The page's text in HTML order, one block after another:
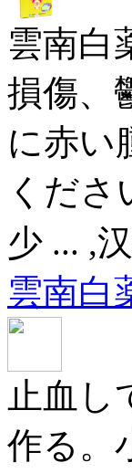
雲南白
損傷、
に赤い
くださ
少 ... ,
雲南白
止血し
作る。